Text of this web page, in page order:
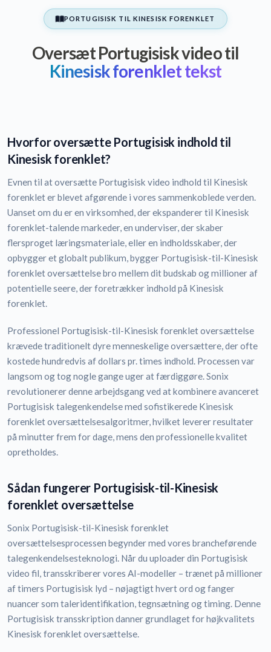
PORTUGISISK TIL KINESISK FORENKLET
Oversæt Portugisisk video til
Kinesisk forenklet tekst
Hvorfor oversætte Portugisisk indhold til
Kinesisk forenklet?
Evnen til at oversætte Portugisisk video indhold til Kinesisk
forenklet er blevet afgørende i vores sammenkoblede verden.
Uanset om du er en virksomhed, der ekspanderer til Kinesisk
forenklet-talende markeder, en underviser, der skaber
flersproget læringsmateriale, eller en indholdsskaber, der
opbygger et globalt publikum, bygger Portugisisk-til-Kinesisk
forenklet oversættelse bro mellem dit budskab og millioner af
potentielle seere, der foretrækker indhold på Kinesisk
forenklet.
Professionel Portugisisk-til-Kinesisk forenklet oversættelse
krævede traditionelt dyre menneskelige oversættere, der ofte
kostede hundredvis af dollars pr. times indhold. Processen var
langsom og tog nogle gange uger at færdiggøre. Sonix
revolutionerer denne arbejdsgang ved at kombinere avanceret
Portugisisk talegenkendelse med sofistikerede Kinesisk
forenklet oversættelsesalgoritmer, hvilket leverer resultater
på minutter frem for dage, mens den professionelle kvalitet
opretholdes.
Sådan fungerer Portugisisk-til-Kinesisk
forenklet oversættelse
Sonix Portugisisk-til-Kinesisk forenklet
oversættelsesprocessen begynder med vores brancheførende
talegenkendelsesteknologi. Når du uploader din Portugisisk
video fil, transskriberer vores AI-modeller – trænet på millioner
af timers Portugisisk lyd – nøjagtigt hvert ord og fanger
nuancer som taleridentifikation, tegnsætning og timing. Denne
Portugisisk transskription danner grundlaget for højkvalitets
Kinesisk forenklet oversættelse.